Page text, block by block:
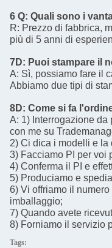
6 Q: Quali sono i
R: Prezzo di fabbrica,
più di 5 anni di
7D: Puoi stampare il
A: Sì, possiamo fare il
Abbiamo due tipi di
8D: Come si fa
A: 1) Interrogazione da
con me su
2) Ci dica i modelli e la
3) Facciamo PI per voi
4) Conferma il PI e
5) Produciamo e
6) Vi offriamo il
imballaggio;
7) Quando avete
8) Forniamo il servizio
Tags: